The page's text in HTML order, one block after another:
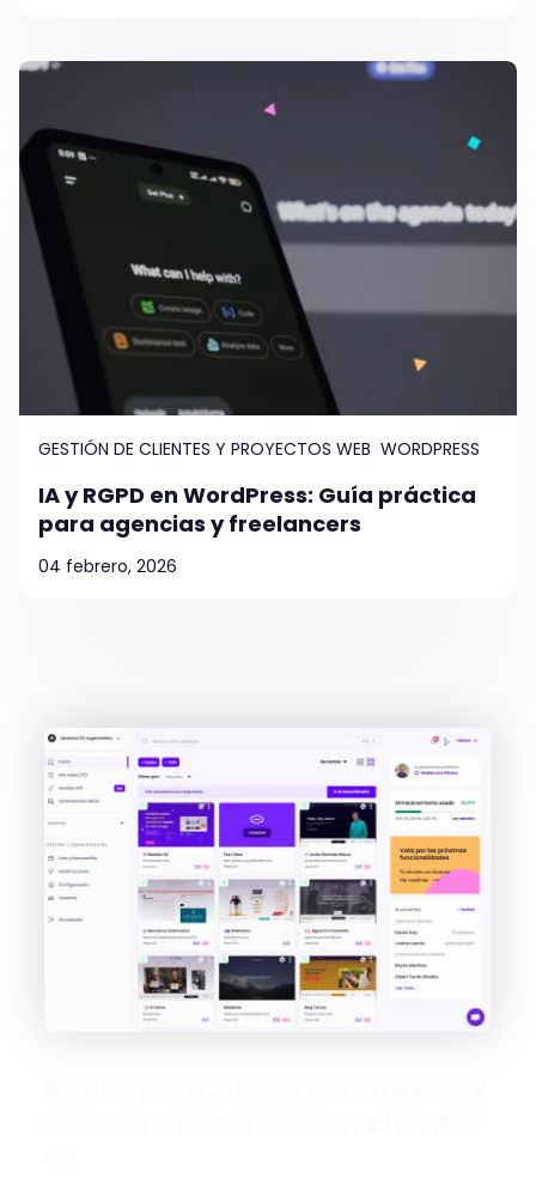
GESTIÓN DE CLIENTES Y PROYECTOS WEB WORDPRESS
IA y RGPD en WordPress: Guía práctica
para agencias y freelancers
04 febrero, 2026